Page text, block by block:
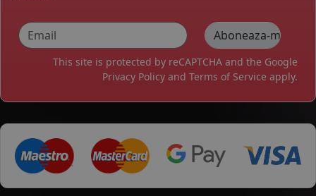
This site is protected by reCAPTCHA and the Google
Privacy Policy and Terms of Service apply.